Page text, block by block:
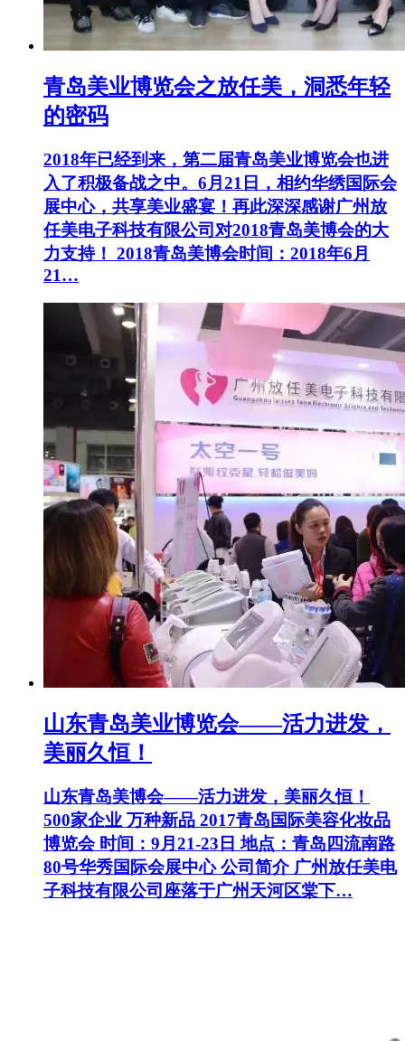
青岛美业博览会之放任美，洞悉年轻
的密码
2018年已经到来，第二届青岛美业博览会也进
入了积极备战之中。6月21日，相约华绣国际会
展中心，共享美业盛宴！再此深深感谢广州放
任美电子科技有限公司对2018青岛美博会的大
力支持！ 2018青岛美博会时间：2018年6月
21…
山东青岛美业博览会——活力进发，
美丽久恒！
山东青岛美博会——活力进发，美丽久恒！
500家企业 万种新品 2017青岛国际美容化妆品
博览会 时间：9月21-23日 地点：青岛四流南路
80号华秀国际会展中心 公司简介 广州放任美电
子科技有限公司座落于广州天河区棠下…